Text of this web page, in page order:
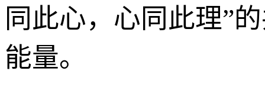
同此心，心同此理”
能量。